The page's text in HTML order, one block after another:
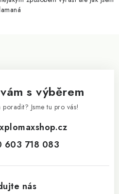
s výběrem
Jsme tu pro vás!
603 718 083